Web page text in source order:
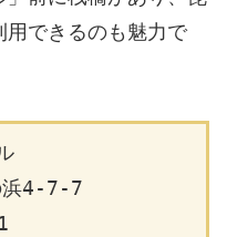
用できるのも魅力で
浜4-7-7